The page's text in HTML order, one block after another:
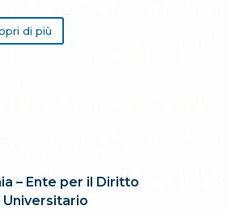
di più
– Ente per il Diritto
Universitario